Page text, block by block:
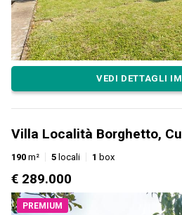
VEDI DETTAGLI
Villa Località Borghetto,
190 m² 5 locali 1 box
€ 289.000
PREMIUM